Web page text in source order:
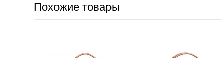
Похожие товары